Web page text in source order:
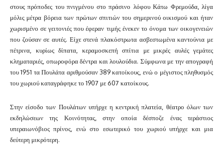
στους πρόποδες του πνιγμένου στο πράσινο λόφου Κάτω Φρεμούδα, λίγα
μόλις μέτρα βόρεια των πρώτων σπιτιών του σημερινού οικισμού και ήταν
χωρισμένο σε γειτονιές που έφεραν τιμής ένεκεν το όνομα των οικογενειών
που ζούσαν σε αυτές. Είχε στενά πλακόστρωτα ασβεστωμένα καντούνια με
πέτρινα, κυρίως δίπατα, κεραμοσκεπή σπίτια με μικρές αυλές γεμάτες
κληματαριές, οπωροφόρα δέντρα και λουλούδια. Σύμφωνα με την απογραφή
του 1951 τα Πουλάτα αριθμούσαν 389 κατοίκους, ενώ ο μέγιστος πληθυσμός
του χωριού καταγράφηκε το 1907 με 607 κατοίκους.
Στην είσοδο των Πουλάτων υπήρχε η κεντρική πλατεία, θέατρο όλων των
εκδηλώσεων της Κοινότητας, στην οποία δέσποζε ένας τεράστιος
υπεραιωνόβιος πρίνος, ενώ στο εσωτερικό του χωριού υπήρχε και μια
δεύτερη μικρότερη.